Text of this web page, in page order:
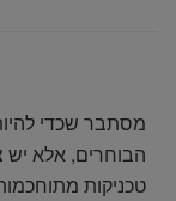
מסתבר שכדי
הבוחרים, אלא
טכניקות